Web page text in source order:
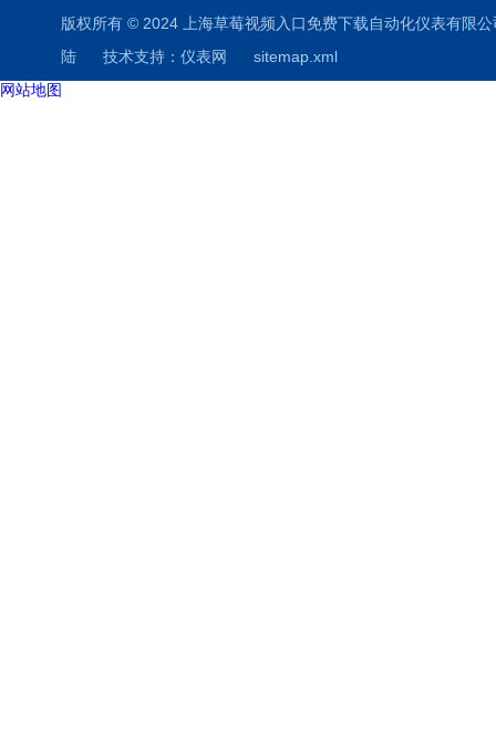
版权所有 © 2024 上海草莓视频入口免费下载自动化仪表有
陆 技术支持： 仪表网
sitemap.xml
网站地图